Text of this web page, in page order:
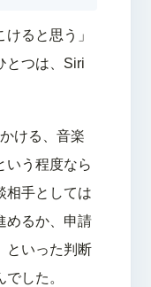
ると思う」
とつは、Siri
ける、音楽
いう程度なら
相手としては
めるか、申請
といった判断
した。